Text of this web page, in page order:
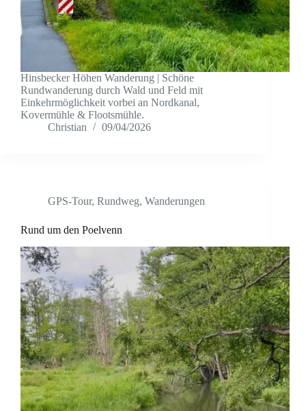
Hinsbecker Höhen Wanderung | Schöne
Rundwanderung durch Wald und Feld mit
Einkehrmöglichkeit vorbei an Nordkanal,
Kovermühle & Flootsmühle.
Christian
09/04/2026
GPS-Tour, Rundweg, Wanderungen
Rund um den Poelvenn